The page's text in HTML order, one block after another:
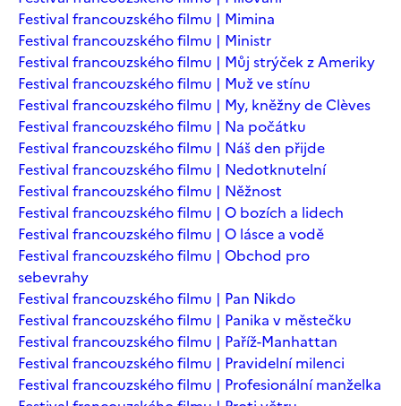
Festival francouzského filmu | Mimina
Festival francouzského filmu | Ministr
Festival francouzského filmu | Můj strýček z Ameriky
Festival francouzského filmu | Muž ve stínu
Festival francouzského filmu | My, kněžny de Clèves
Festival francouzského filmu | Na počátku
Festival francouzského filmu | Náš den přijde
Festival francouzského filmu | Nedotknutelní
Festival francouzského filmu | Něžnost
Festival francouzského filmu | O bozích a lidech
Festival francouzského filmu | O lásce a vodě
Festival francouzského filmu | Obchod pro
sebevrahy
Festival francouzského filmu | Pan Nikdo
Festival francouzského filmu | Panika v městečku
Festival francouzského filmu | Paříž-Manhattan
Festival francouzského filmu | Pravidelní milenci
Festival francouzského filmu | Profesionální manželka